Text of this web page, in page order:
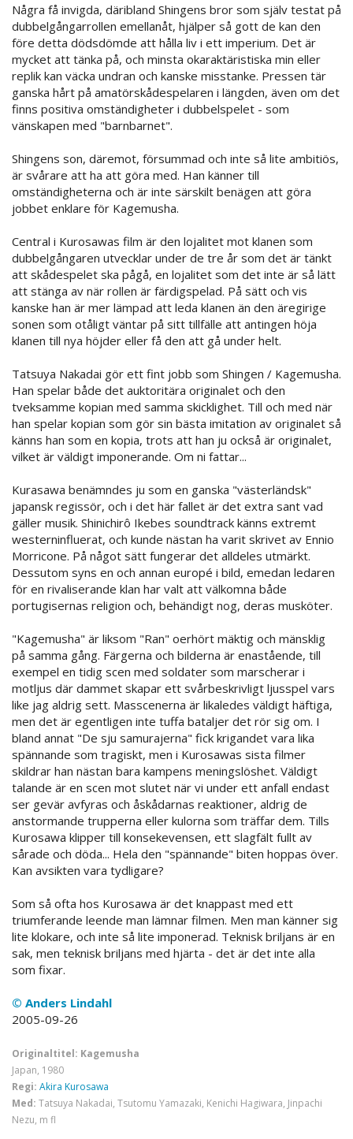
Några få invigda, däribland Shingens bror som själv testat på
dubbelgångarrollen emellanåt, hjälper så gott de kan den
före detta dödsdömde att hålla liv i ett imperium. Det är
mycket att tänka på, och minsta okaraktäristiska min eller
replik kan väcka undran och kanske misstanke. Pressen tär
ganska hårt på amatörskådespelaren i längden, även om det
finns positiva omständigheter i dubbelspelet - som
vänskapen med "barnbarnet".
Shingens son, däremot, försummad och inte så lite ambitiös,
är svårare att ha att göra med. Han känner till
omständigheterna och är inte särskilt benägen att göra
jobbet enklare för Kagemusha.
Central i Kurosawas film är den lojalitet mot klanen som
dubbelgångaren utvecklar under de tre år som det är tänkt
att skådespelet ska pågå, en lojalitet som det inte är så lätt
att stänga av när rollen är färdigspelad. På sätt och vis
kanske han är mer lämpad att leda klanen än den äregirige
sonen som otåligt väntar på sitt tillfälle att antingen höja
klanen till nya höjder eller få den att gå under helt.
Tatsuya Nakadai gör ett fint jobb som Shingen / Kagemusha.
Han spelar både det auktoritära originalet och den
tveksamme kopian med samma skicklighet. Till och med när
han spelar kopian som gör sin bästa imitation av originalet så
känns han som en kopia, trots att han ju också är originalet,
vilket är väldigt imponerande. Om ni fattar...
Kurasawa benämndes ju som en ganska "västerländsk"
japansk regissör, och i det här fallet är det extra sant vad
gäller musik. Shinichirô Ikebes soundtrack känns extremt
westerninfluerat, och kunde nästan ha varit skrivet av Ennio
Morricone. På något sätt fungerar det alldeles utmärkt.
Dessutom syns en och annan europé i bild, emedan ledaren
för en rivaliserande klan har valt att välkomna både
portugisernas religion och, behändigt nog, deras musköter.
"Kagemusha" är liksom "Ran" oerhört mäktig och mänsklig
på samma gång. Färgerna och bilderna är enastående, till
exempel en tidig scen med soldater som marscherar i
motljus där dammet skapar ett svårbeskrivligt ljusspel vars
like jag aldrig sett. Masscenerna är likaledes väldigt häftiga,
men det är egentligen inte tuffa bataljer det rör sig om. I
bland annat "De sju samurajerna" fick krigandet vara lika
spännande som tragiskt, men i Kurosawas sista filmer
skildrar han nästan bara kampens meningslöshet. Väldigt
talande är en scen mot slutet när vi under ett anfall endast
ser gevär avfyras och åskådarnas reaktioner, aldrig de
anstormande trupperna eller kulorna som träffar dem. Tills
Kurosawa klipper till konsekevensen, ett slagfält fullt av
sårade och döda... Hela den "spännande" biten hoppas över.
Kan avsikten vara tydligare?
Som så ofta hos Kurosawa är det knappast med ett
triumferande leende man lämnar filmen. Men man känner sig
lite klokare, och inte så lite imponerad. Teknisk briljans är en
sak, men teknisk briljans med hjärta - det är det inte alla
som fixar.
© Anders Lindahl
2005-09-26
Originaltitel: Kagemusha
Japan, 1980
Regi: Akira Kurosawa
Med: Tatsuya Nakadai, Tsutomu Yamazaki, Kenichi Hagiwara, Jinpachi
Nezu, m fl